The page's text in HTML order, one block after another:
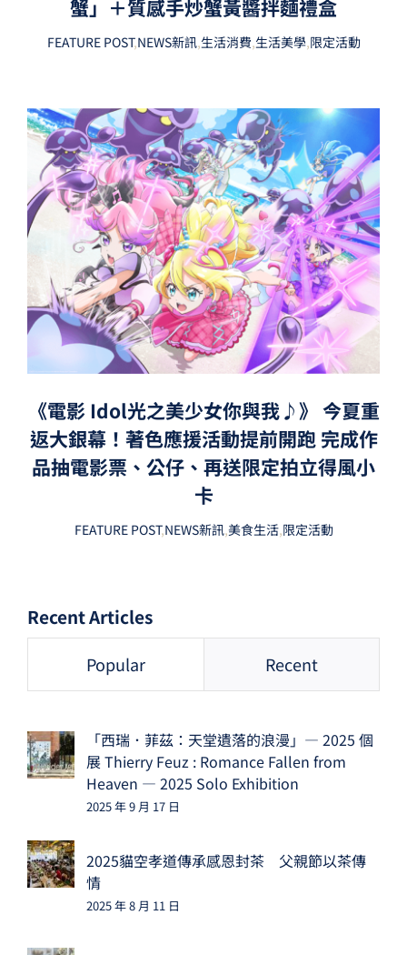
蟹」＋質感手炒蟹黃醬拌麵禮盒
FEATURE POST,NEWS新訊,生活消費,生活美學,限定活動
《電影 Idol光之美少女你與我♪》 今夏重
返大銀幕！著色應援活動提前開跑 完成作
品抽電影票、公仔、再送限定拍立得風小
卡
FEATURE POST,NEWS新訊,美食生活,限定活動
Recent Articles
Popular Recent
「西瑞．菲茲：天堂遺落的浪漫」— 2025 個
展 Thierry Feuz : Romance Fallen from
Heaven — 2025 Solo Exhibition
2025 年 9 月 17 日
2025貓空孝道傳承感恩封茶 父親節以茶傳
情
2025 年 8 月 11 日